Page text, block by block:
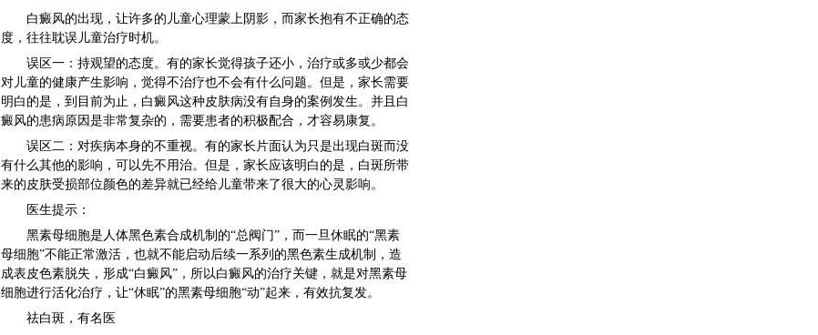
白癜风的出现，让许多的儿童心理蒙上阴影，而家长抱有不正确的态
度，往往耽误儿童治疗时机。
误区一：持观望的态度。有的家长觉得孩子还小，治疗或多或少都会
对儿童的健康产生影响，觉得不治疗也不会有什么问题。但是，家长需要
明白的是，到目前为止，白癜风这种皮肤病没有自身的案例发生。并且白
癜风的患病原因是非常复杂的，需要患者的积极配合，才容易康复。
误区二：对疾病本身的不重视。有的家长片面认为只是出现白斑而没
有什么其他的影响，可以先不用治。但是，家长应该明白的是，白斑所带
来的皮肤受损部位颜色的差异就已经给儿童带来了很大的心灵影响。
医生提示：
黑素母细胞是人体黑色素合成机制的“总阀门”，而一旦休眠的“黑素
母细胞”不能正常激活，也就不能启动后续一系列的黑色素生成机制，造
成表皮色素脱失，形成“白癜风”，所以白癜风的治疗关键，就是对黑素母
细胞进行活化治疗，让“休眠”的黑素母细胞“动”起来，有效抗复发。
祛白斑，有名医